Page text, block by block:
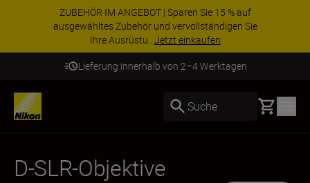
ZUBEHÖR IM ANGEBOT | Sparen Sie 15 % auf
ausgewähltes Zubehör und vervollständigen Sie
Ihre Ausrüstu...Jetzt einkaufen
Lieferung innerhalb von 2–4 Werktagen
Suche Basket
D-SLR-Objektive